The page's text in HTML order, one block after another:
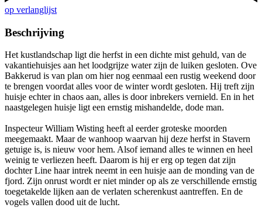
op verlanglijst
Beschrijving
Het kustlandschap ligt die herfst in een dichte mist gehuld, van de
vakantiehuisjes aan het loodgrijze water zijn de luiken gesloten. Ove
Bakkerud is van plan om hier nog eenmaal een rustig weekend door
te brengen voordat alles voor de winter wordt gesloten. Hij treft zijn
huisje echter in chaos aan, alles is door inbrekers vernield. En in het
naastgelegen huisje ligt een ernstig mishandelde, dode man.
Inspecteur William Wisting heeft al eerder groteske moorden
meegemaakt. Maar de wanhoop waarvan hij deze herfst in Stavern
getuige is, is nieuw voor hem. Alsof iemand alles te winnen en heel
weinig te verliezen heeft. Daarom is hij er erg op tegen dat zijn
dochter Line haar intrek neemt in een huisje aan de monding van de
fjord. Zijn onrust wordt er niet minder op als ze verschillende ernstig
toegetakelde lijken aan de verlaten scherenkust aantreffen. En de
vogels vallen dood uit de lucht.